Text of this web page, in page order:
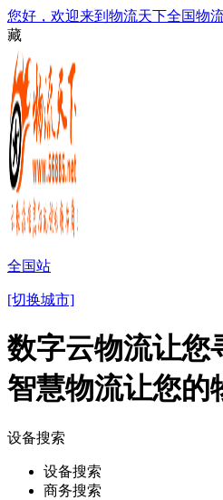
您好，欢迎来到物流天下全国物
藏
全国站
[切换城市]
数字云物流让您
智慧物流让您的
设备搜索
设备搜索
商务搜索